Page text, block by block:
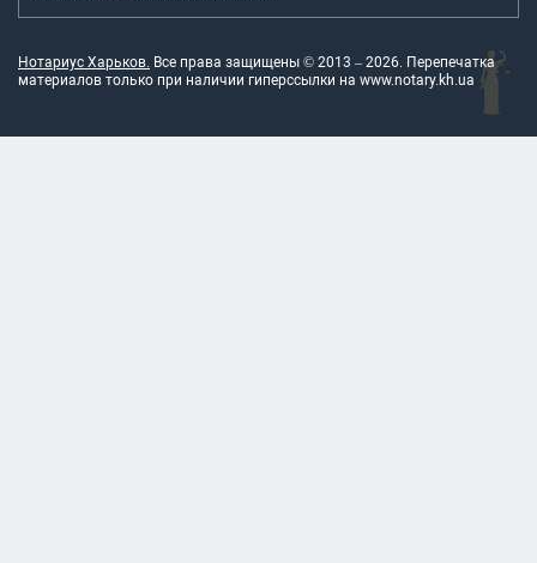
Нотариус Харьков. Все права защищены © 2013 – 2026. Перепечатка
материалов только при наличии гиперссылки на www.notary.kh.ua